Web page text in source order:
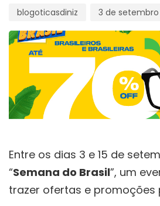
blogoticasdiniz 3 de
Entre os dias 3 e 15 de
“Semana do Brasil”, um
trazer ofertas e promoções